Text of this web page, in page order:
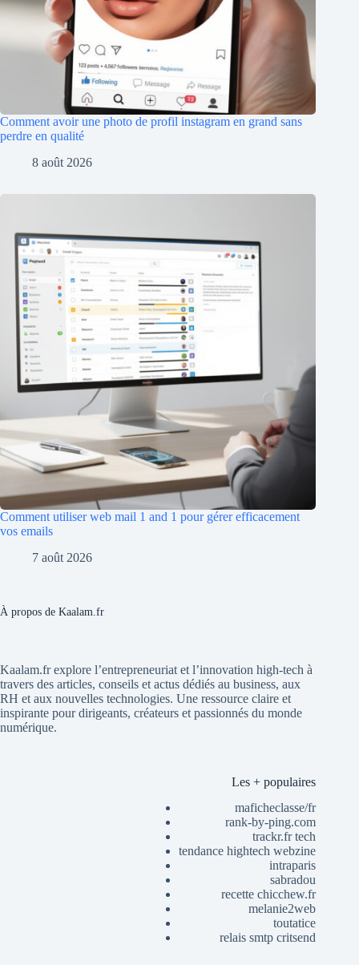
Comment avoir une photo de profil instagram en grand sans
perdre en qualité
8 août 2026
Comment utiliser web mail 1 and 1 pour gérer efficacement
vos emails
7 août 2026
À propos de Kaalam.fr
Kaalam.fr explore l’entrepreneuriat et l’innovation high-tech à
travers des articles, conseils et actus dédiés au business, aux
RH et aux nouvelles technologies. Une ressource claire et
inspirante pour dirigeants, créateurs et passionnés du monde
numérique.
Les + populaires
maficheclasse/fr
rank-by-ping.com
trackr.fr tech
tendance hightech webzine
intraparis
sabradou
recette chicchew.fr
melanie2web
toutatice
relais smtp critsend